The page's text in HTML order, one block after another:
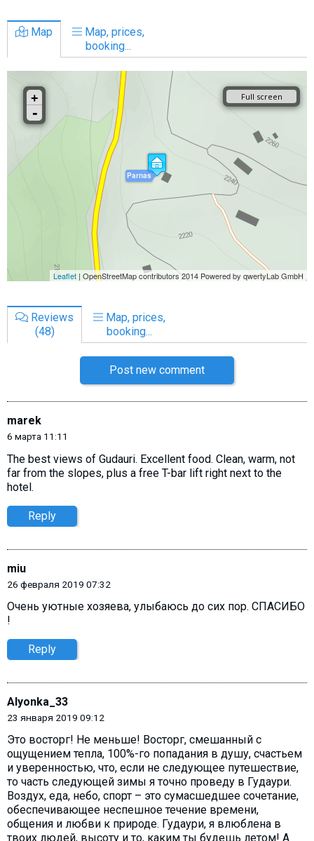
Map
Map, prices,
booking...
Reviews
(48)
Map, prices,
booking...
Post new comment
marek
6 марта 11:11
The best views of Gudauri. Excellent food. Clean, warm, not
far from the slopes, plus a free T-bar lift right next to the
hotel.
Reply
miu
26 февраля 2019 07:32
Очень уютные хозяева, улыбаюсь до сих пор. СПАСИБО
!
Reply
Alyonka_33
23 января 2019 09:12
Это восторг! Не меньше! Восторг, смешанный с
ощущением тепла, 100%-го попадания в душу, счастьем
и уверенностью, что, если не следующее путешествие,
то часть следующей зимы я точно проведу в Гудаури.
Воздух, еда, небо, спорт – это сумасшедшее сочетание,
обеспечивающее неспешное течение времени,
общения и любви к природе. Гудаури, я влюблена в
твоих людей, высоту и то, каким ты будешь летом! А